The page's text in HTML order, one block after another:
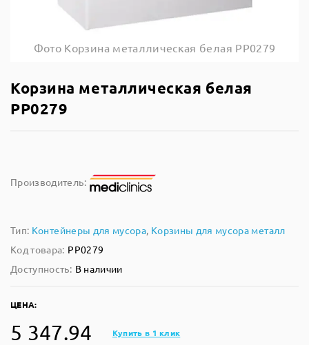
Фото Корзина металлическая белая PP0279
Корзина металлическая белая
PP0279
Производитель:
Тип: Контейнеры для мусора, Корзины для мусора металл
Код товара: PP0279
Доступность: В наличии
ЦЕНА:
5 347.94 Купить в 1 клик